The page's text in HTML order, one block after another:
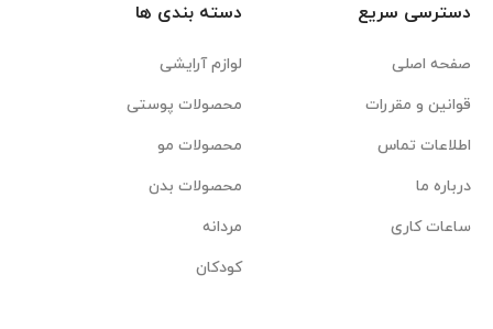
دسترسی سریع
صفحه اصلی
قوانین و مقررات
اطلاعات تماس
درباره ما
ساعات کاری
دسته بندی ها
لوازم آرایشی
محصولات پوستی
محصولات مو
محصولات بدن
مردانه
کودکان